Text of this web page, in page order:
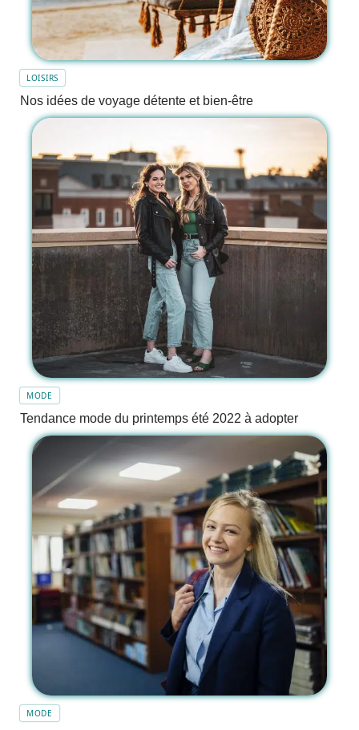
LOISIRS
Nos idées de voyage détente et bien-être
MODE
Tendance mode du printemps été 2022 à adopter
MODE